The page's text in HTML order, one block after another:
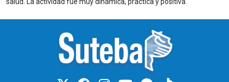
salud. La actividad fue muy dinámica, práctica y positiva.